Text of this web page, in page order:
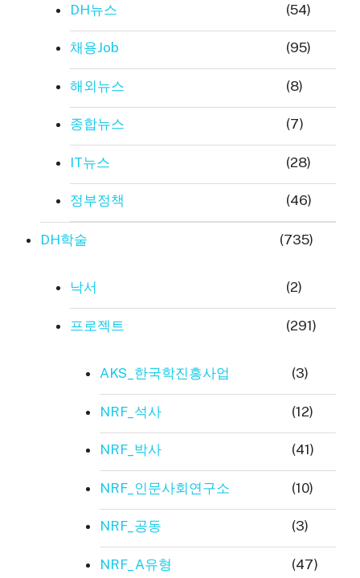
DH뉴스 (54)
채용Job (95)
해외뉴스 (8)
종합뉴스 (7)
IT뉴스 (28)
정부정책 (46)
DH학술 (735)
낙서 (2)
프로젝트 (291)
AKS_한국학진흥사업 (3)
NRF_석사 (12)
NRF_박사 (41)
NRF_인문사회연구소 (10)
NRF_공동 (3)
NRF_A유형 (47)